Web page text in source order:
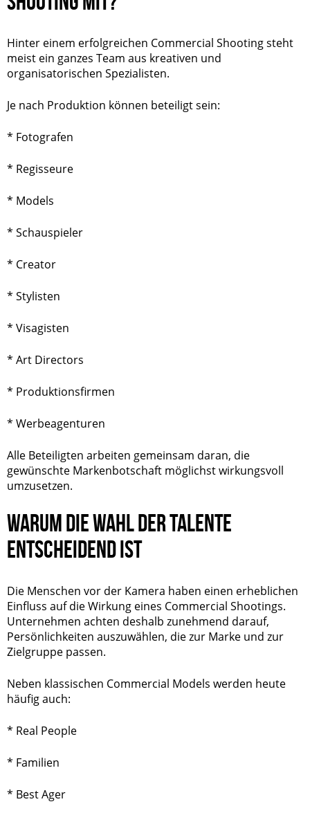
Hinter einem erfolgreichen Commercial Shooting steht
meist ein ganzes Team aus kreativen und
organisatorischen Spezialisten.
Je nach Produktion können beteiligt sein:
* Fotografen
* Regisseure
* Models
* Schauspieler
* Creator
* Stylisten
* Visagisten
* Art Directors
* Produktionsfirmen
* Werbeagenturen
Alle Beteiligten arbeiten gemeinsam daran, die
gewünschte Markenbotschaft möglichst wirkungsvoll
umzusetzen.
WARUM DIE WAHL DER TALENTE
ENTSCHEIDEND IST
Die Menschen vor der Kamera haben einen erheblichen
Einfluss auf die Wirkung eines Commercial Shootings.
Unternehmen achten deshalb zunehmend darauf,
Persönlichkeiten auszuwählen, die zur Marke und zur
Zielgruppe passen.
Neben klassischen Commercial Models werden heute
häufig auch:
* Real People
* Familien
* Best Ager